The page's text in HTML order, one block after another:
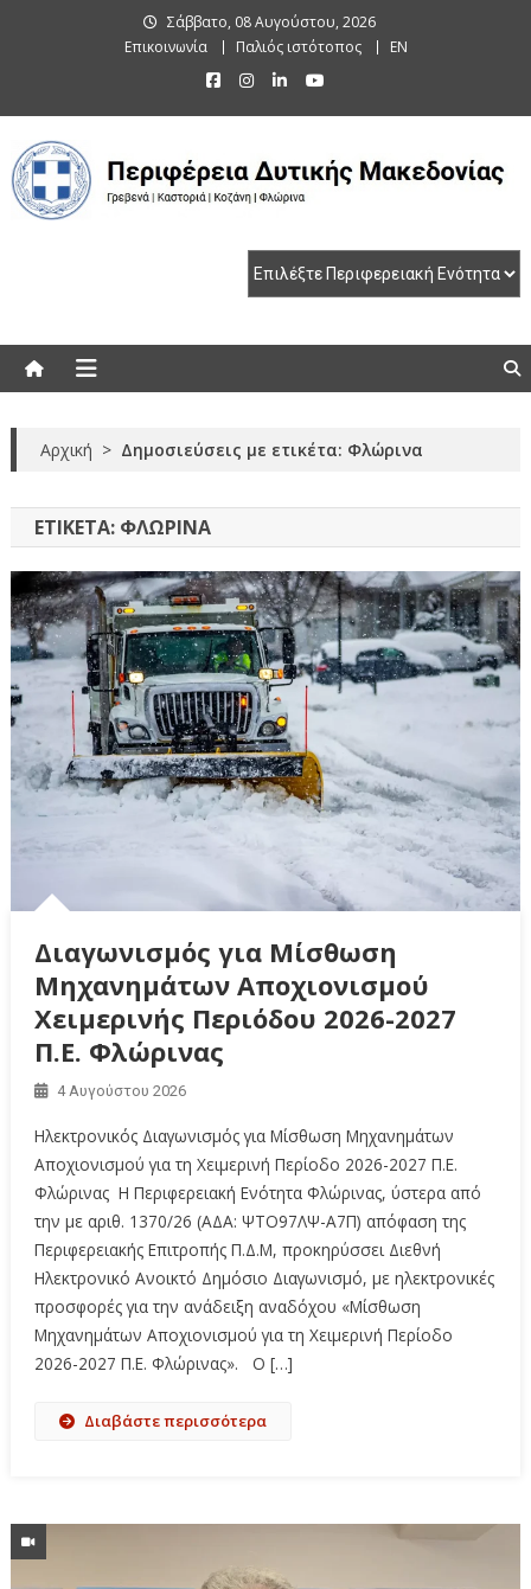
Σάββατο, 08 Αυγούστου, 2026
Επικοινωνία
Παλιός ιστότοπος EN
Αρχική > Δημοσιεύσεις με ετικέτα: Φλώρινα
ΕΤΙΚΈΤΑ: ΦΛΏΡΙΝΑ
Διαγωνισμός για Μίσθωση
Μηχανημάτων Αποχιονισμού
Χειμερινής Περιόδου 2026-2027
Π.Ε. Φλώρινας
4 Αυγούστου 2026
Ηλεκτρονικός Διαγωνισμός για Μίσθωση Μηχανημάτων
Αποχιονισμού για τη Χειμερινή Περίοδο 2026-2027 Π.Ε.
Φλώρινας Η Περιφερειακή Ενότητα Φλώρινας, ύστερα από
την με αριθ. 1370/26 (ΑΔΑ: ΨΤΟ97ΛΨ-Α7Π) απόφαση της
Περιφερειακής Επιτροπής Π.Δ.Μ, προκηρύσσει Διεθνή
Ηλεκτρονικό Ανοικτό Δημόσιο Διαγωνισμό, µε ηλεκτρονικές
προσφορές για την ανάδειξη αναδόχου «Μίσθωση
Μηχανημάτων Αποχιονισμού για τη Χειμερινή Περίοδο
2026-2027 Π.Ε. Φλώρινας». Ο […]
Διαβάστε περισσότερα